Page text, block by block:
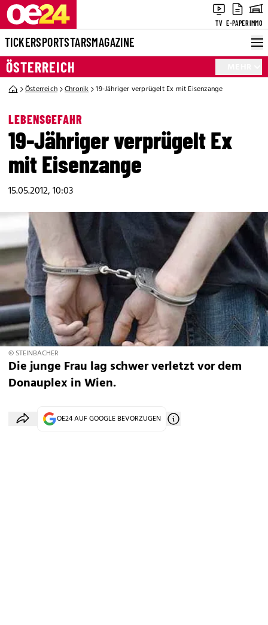
TV E-PAPERIMMO
TICKERSPORTSTARSMAGAZINE
ÖSTERREICH
Österreich Chronik 19-Jähriger verprügelt Ex mit Eisenzange
LEBENSGEFAHR
19-Jähriger verprügelt Ex
mit Eisenzange
15.05.2012, 10:03
© STEINBACHER
Die junge Frau lag schwer verletzt vor dem
Donauplex in Wien.
OE24 AUF GOOGLE BEVORZUGEN